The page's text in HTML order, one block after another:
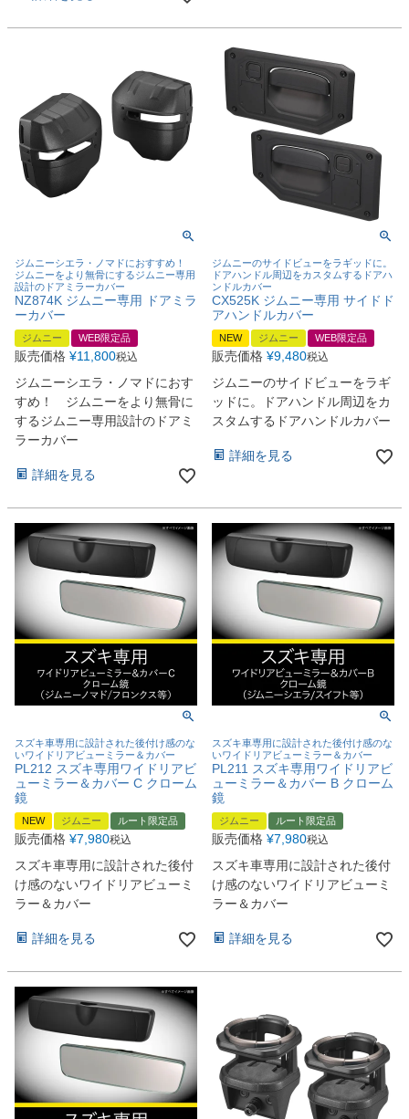
ジムニーシエラ・ノマドにおすすめ！
ジムニーをより無骨にするジムニー専用
設計のドアミラーカバー
NZ874K ジムニー専用 ドアミラ
ーカバー
ジムニー WEB限定品
販売価格 ¥11,800税込
ジムニーシエラ・ノマドにおす
すめ！ ジムニーをより無骨に
するジムニー専用設計のドアミ
ラーカバー
詳細を見る
ジムニーのサイドビューをラギッドに。
ドアハンドル周辺をカスタムするドアハ
ンドルカバー
CX525K ジムニー専用 サイドド
アハンドルカバー
NEW ジムニー WEB限定品
販売価格 ¥9,480税込
ジムニーのサイドビューをラギ
ッドに。ドアハンドル周辺をカ
スタムするドアハンドルカバー
詳細を見る
スズキ車専用に設計された後付け感のな
いワイドリアビューミラー＆カバー
PL212 スズキ専用ワイドリアビ
ューミラー＆カバー C クローム
鏡
NEW ジムニー ルート限定品
販売価格 ¥7,980税込
スズキ車専用に設計された後付
け感のないワイドリアビューミ
ラー＆カバー
詳細を見る
スズキ車専用に設計された後付け感のな
いワイドリアビューミラー＆カバー
PL211 スズキ専用ワイドリアビ
ューミラー＆カバー B クローム
鏡
ジムニー ルート限定品
販売価格 ¥7,980税込
スズキ車専用に設計された後付
け感のないワイドリアビューミ
ラー＆カバー
詳細を見る